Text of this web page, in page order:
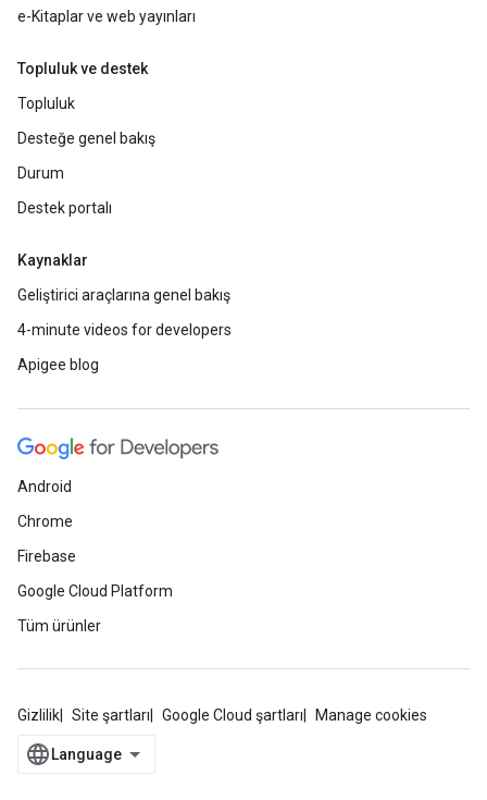
e-Kitaplar ve web yayınları
Topluluk ve destek
Topluluk
Desteğe genel bakış
Durum
Destek portalı
Kaynaklar
Geliştirici araçlarına genel bakış
4-minute videos for developers
Apigee blog
Android
Chrome
Firebase
Google Cloud Platform
Tüm ürünler
Gizlilik Site şartları Google Cloud şartları Manage cookies